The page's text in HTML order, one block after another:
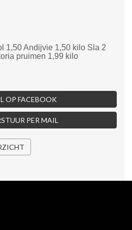
1,50 Andijvie 1,50 kilo Sla 2
pruimen 1,99 kilo
OP FACEBOOK
PER MAIL